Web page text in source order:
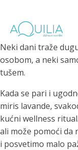
Neki dani traže
osobom, a neki
tušem.
Kada se pari i
miris lavande,
kućni wellness
ali može pomoći
i posvetimo malo